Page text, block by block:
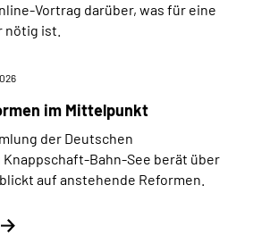
Vortrag darüber, was für eine
nötig ist.
im Mittelpunkt
der Deutschen
Bahn-See berät über
auf anstehende Reformen.